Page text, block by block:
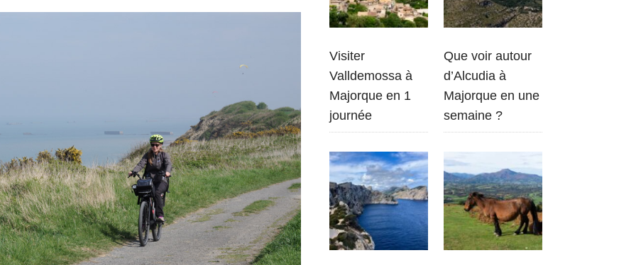
Visiter
Valldemossa à
Majorque en 1
journée
Que voir autour
d’Alcudia à
Majorque en une
semaine ?